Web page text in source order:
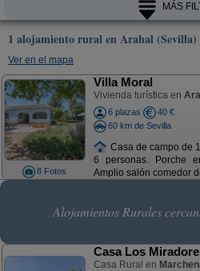
MÁS
1 alojamiento rural en Arahal (Sevilla)
Ver en el mapa
8 Fotos
Villa Moral
Vivienda turística en
6 plazas
40 €
60 km de Sevilla
Casa de campo de
6 personas. Porche
Amplio salón comedor
Alojamientos Rurales
Casa Los
Casa Rural en